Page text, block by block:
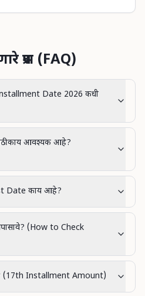
प्रश्न (FAQ)
Date 2026 कधी
काय आवश्यक आहे?
Date काय आहे?
(How to Check
(17th Installment Amount)